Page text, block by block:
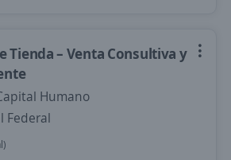
Tienda – Venta Consultiva y
Humano
Federal